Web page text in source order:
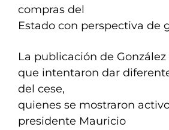
compras del
Estado con perspectiva de
La publicación de
que intentaron dar
del cese,
quienes se mostraron
presidente Mauricio